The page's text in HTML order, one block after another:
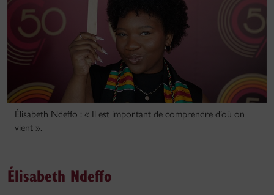
Élisabeth Ndeffo : « Il est important de comprendre d’où on
vient ».
Élisabeth Ndeffo